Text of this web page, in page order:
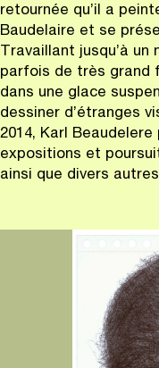
retournée qu’il a
Baudelaire et se
Travaillant jusqu’à
parfois de très grand
dans une glace
dessiner d’étranges
2014, Karl
expositions et
ainsi que divers